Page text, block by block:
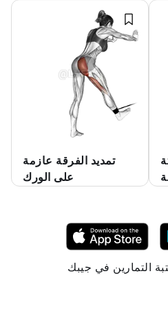
تمديد الفرقة عازمة
على الورك